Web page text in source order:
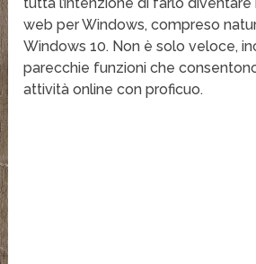
web per Windows, compreso
Windows 10. Non è solo veloce,
parecchie funzioni che
attività online con proficuo.